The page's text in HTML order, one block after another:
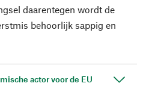
daarentegen wordt de
behoorlijk sappig en
actor voor de EU